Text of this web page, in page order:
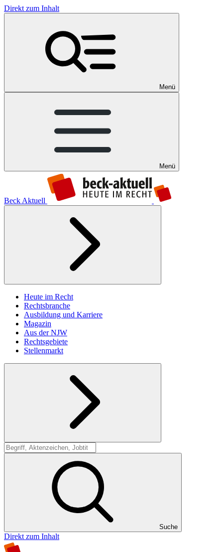
Direkt zum Inhalt
Menü
Menü
Beck Aktuell
Heute im Recht
Rechtsbranche
Ausbildung und Karriere
Magazin
Aus der NJW
Rechtsgebiete
Stellenmarkt
Suche
Suche
Direkt zum Inhalt